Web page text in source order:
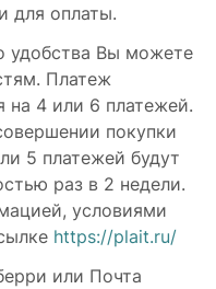
для оплаты.
удобства Вы можете
Платеж
на 4 или 6 платежей.
покупки
5 платежей будут
раз в 2 недели.
условиями
https://plait.ru/
или Почта